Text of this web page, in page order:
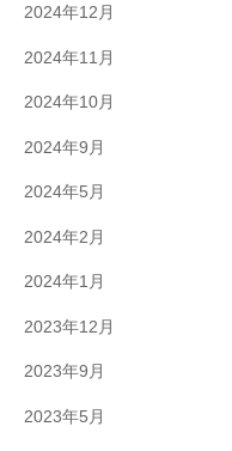
2024年12月
2024年11月
2024年10月
2024年9月
2024年5月
2024年2月
2024年1月
2023年12月
2023年9月
2023年5月